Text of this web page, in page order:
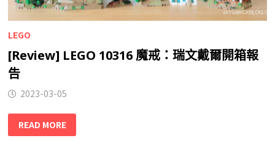
LEGO
[Review] LEGO 10316 魔戒：瑞文戴爾開箱報
告
2023-03-05
READ MORE